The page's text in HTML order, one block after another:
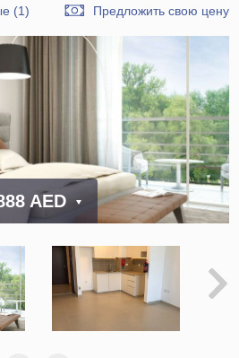
(1)
Предложить свою цену
AED